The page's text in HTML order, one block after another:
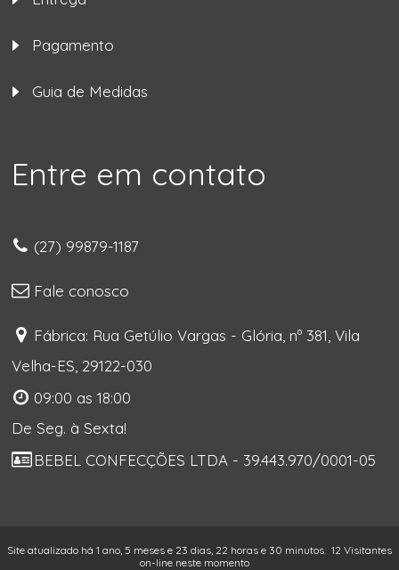
Pagamento
Guia de Medidas
Entre em contato
(27) 99879-1187
Fale conosco
Fábrica: Rua Getúlio Vargas - Glória, nº 381, Vila
Velha-ES, 29122-030
09:00 as 18:00
De Seg. à Sexta!
BEBEL CONFECÇÕES LTDA - 39.443.970/0001-05
Site atualizado há 1 ano, 5 meses e 23 dias, 22 horas e 30 minutos. 12 Visitantes
on-line neste momento